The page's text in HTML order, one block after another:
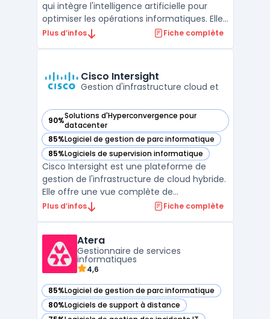
qui intègre l'intelligence artificielle pour
optimiser les opérations informatiques. Elle
analyse en temps réel des données
et les journaux, afin de détecter et résoudre
pr ...
Plus d’infos Fiche complète
Cisco Intersight
Gestion d'infrastructure cloud et
90%Solutions d'Hyperconvergence pour
datacenter
— voir Cisco Intersight dans cette catégorie
85%Logiciel de gestion de parc informatique
— voir Cisco Intersight dans cette catégorie
85%Logiciels de supervision informatique
— voir Cisco Intersight dans cette catégorie
Cisco Intersight est une plateforme de
gestion de l'infrastructure de cloud hybride.
Elle offre une vue complète de
l'infrastructure, permettant aux utilisateurs
La plateforme offre également des
fonctionna ...
Plus d’infos Fiche complète
Atera
Gestionnaire de services
informatiques
4,6
85%Logiciel de gestion de parc informatique
— voir Atera dans cette catégorie
80%Logiciels de support à distance
— voir Atera dans cette catégorie